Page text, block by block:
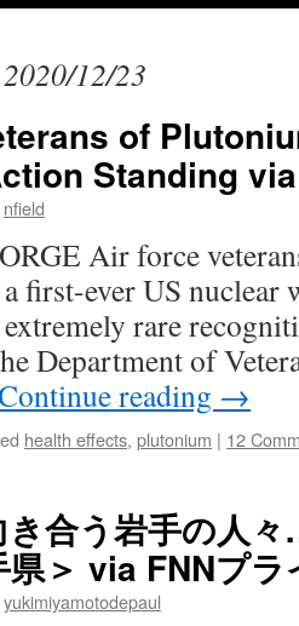
2020/12/23
of
Standing
nfield
Air force
first-ever US nuclear
rare
Department of
reading →
health effects, plutonium | 12
き合う岩手の人
県＞ via FNNプ
yukimiyamotodepaul